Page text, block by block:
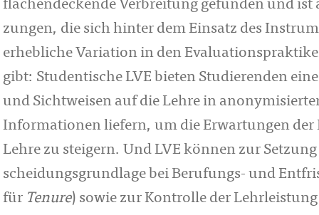
flächendeckende Ver­brei­tung ge­funden und
zun­gen, die sich hinter dem Einsatz des
erhebliche Variation in den
gibt: Studentische LVE bieten Stu­die­ren­den
und Sicht­wei­sen auf die Lehre in
Informationen liefern, um die Er­war­tungen der
Lehre zu steigern. Und LVE können zur
schei­dungs­grundlage bei Berufungs- und
für Tenure) sowie zur Kontrolle der